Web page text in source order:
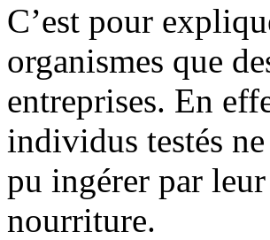
C’est pour
organismes que
entreprises. En
individus testés
pu ingérer par
nourriture.